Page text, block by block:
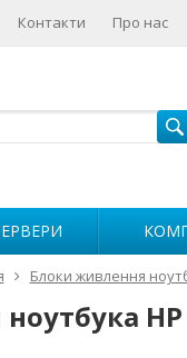
Контакти Про нас
Блоки живлення
HP